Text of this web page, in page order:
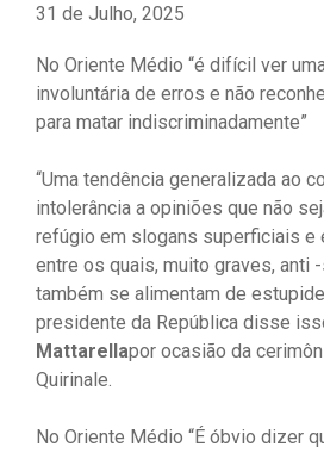
31 de Julho, 2025
No Oriente Médio “é difícil ver
involuntária de erros e não
para matar indiscriminadamente”
“Uma tendência generalizada ao
intolerância a opiniões que não
refúgio em slogans superficiais e
entre os quais, muito graves, anti
também se alimentam de
presidente da República disse
Mattarellapor ocasião da
Quirinale.
No Oriente Médio “É óbvio dizer